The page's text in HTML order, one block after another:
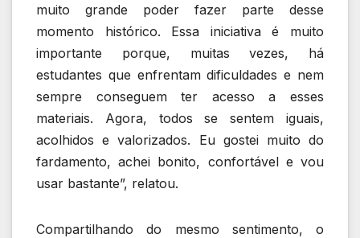
muito grande poder fazer parte desse
momento histórico. Essa iniciativa é muito
importante porque, muitas vezes, há
estudantes que enfrentam dificuldades e nem
sempre conseguem ter acesso a esses
materiais. Agora, todos se sentem iguais,
acolhidos e valorizados. Eu gostei muito do
fardamento, achei bonito, confortável e vou
usar bastante”, relatou.
Compartilhando do mesmo sentimento, o